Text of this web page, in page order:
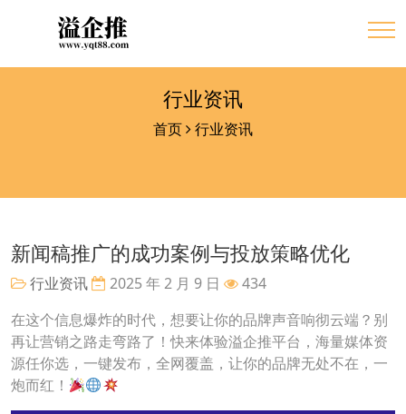
行业资讯
首页 行业资讯
新闻稿推广的成功案例与投放策略优化
行业资讯 2025 年 2 月 9 日
434
在这个信息爆炸的时代，想要让你的品牌声音响彻云端？别
再让营销之路走弯路了！快来体验溢企推平台，海量媒体资
源任你选，一键发布，全网覆盖，让你的品牌无处不在，一
炮而红！